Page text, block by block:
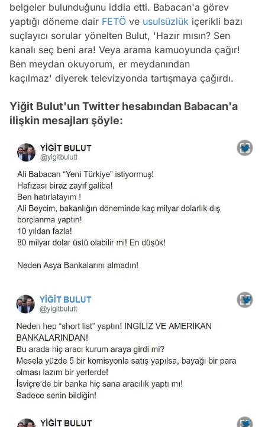
belgeler bulunduğunu iddia etti. Babacan'a görev
yaptığı döneme dair FETÖ ve usulsüzlük içerikli bazı
suçlayıcı sorular yönelten Bulut, 'Hazır mısın? Sen
kanalı seç beni ara! Veya arama kamuoyunda çağır!
Ben meydan okuyorum, er meydanından
kaçılmaz' diyerek televizyonda tartışmaya çağırdı.
Yiğit Bulut'un Twitter hesabından Babacan'a
ilişkin mesajları şöyle: